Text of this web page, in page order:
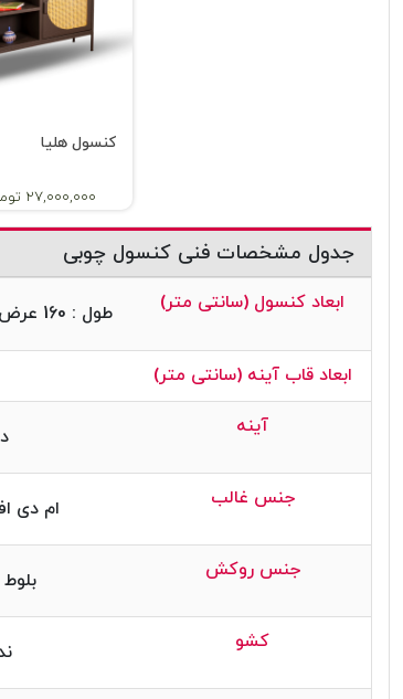
کنسول هلیا
27,000,000 تومان
جدول مشخصات فنی کنسول چوبی
ابعاد کنسول (سانتی متر) طول : 160 عرض : 40 ارتفاع : 80
ابعاد قاب آینه (سانتی متر)
آینه
جنس غالب ام دی
جنس روکش
کشو